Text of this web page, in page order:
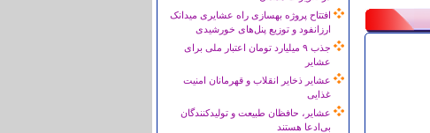
افتتاح پروژه بهسازی راه عشایری میدانک
ارزانفود و توزیع پنل‌های خورشیدی
جذب ۹ میلیارد تومان اعتبار ملی برای
عشایر
عشایر ذخایر انقلاب و قهرمانان امنیت
غذایی
عشایر، حافظان طبیعت و تولیدکنندگان
بی‌ادعا هستند